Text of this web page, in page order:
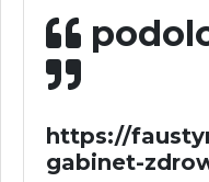
https://
gabinet-